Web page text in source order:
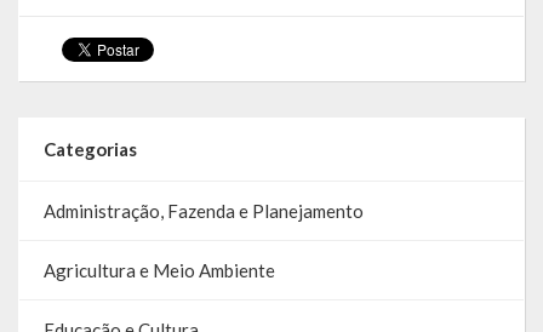
Categorias
Administração, Fazenda e Planejamento
Agricultura e Meio Ambiente